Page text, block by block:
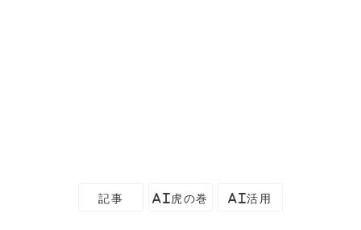
記事 AI虎の巻 AI活用